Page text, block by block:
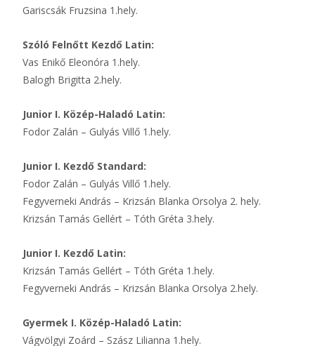
Gariscsák Fruzsina 1.hely.
Szóló Felnőtt Kezdő Latin:
Vas Enikő Eleonóra 1.hely.
Balogh Brigitta 2.hely.
Junior I. Közép-Haladó Latin:
Fodor Zalán – Gulyás Villő 1.hely.
Junior I. Kezdő Standard:
Fodor Zalán – Gulyás Villő 1.hely.
Fegyverneki András – Krizsán Blanka Orsolya 2. hely.
Krizsán Tamás Gellért – Tóth Gréta 3.hely.
Junior I. Kezdő Latin:
Krizsán Tamás Gellért – Tóth Gréta 1.hely.
Fegyverneki András – Krizsán Blanka Orsolya 2.hely.
Gyermek I. Közép-Haladó Latin:
Vágvölgyi Zoárd – Szász Lilianna 1.hely.